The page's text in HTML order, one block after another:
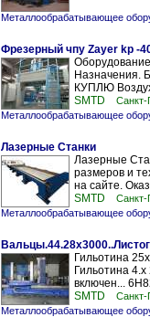
Металлообрабатывающее
Фрезерный чпу Zayer kp -
Назначения.
КУПЛЮ
SMTD
Санкт-
Металлообрабатывающее
Лазерные Станки
Лазерные
размеров и
на сайте.
SMTD
Санкт-
Металлообрабатывающее
Гильотина
Гильотина
включен...
SMTD
Санкт-
Металлообрабатывающее